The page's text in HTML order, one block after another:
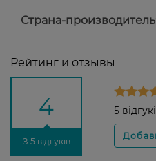
Страна-
Рейтинг и отзывы
4
З 5 відгуків
5